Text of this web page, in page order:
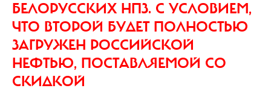
БЕЛОРУССКИХ НПЗ. С УСЛОВИЕМ,
ЧТО ВТОРОЙ БУДЕТ ПОЛНОСТЬЮ
ЗАГРУЖЕН РОССИЙСКОЙ
НЕФТЬЮ, ПОСТАВЛЯЕМОЙ СО
СКИДКОЙ